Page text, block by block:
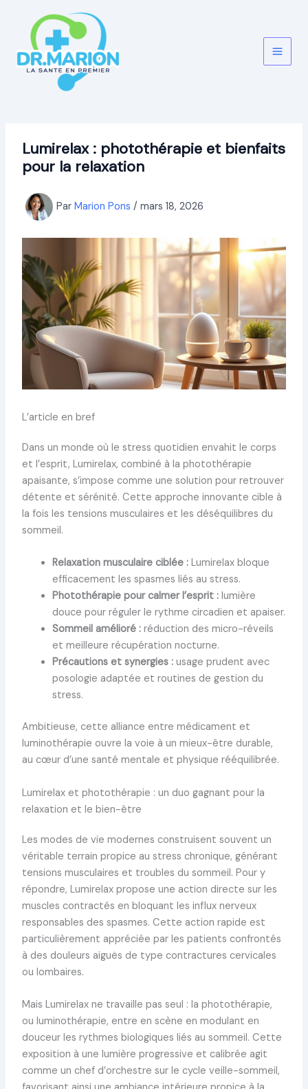
contenu
Lumirelax : photothérapie et bienfaits
pour la relaxation
Par Marion Pons / mars 18, 2026
L’article en bref
Dans un monde où le stress quotidien envahit le corps
et l’esprit, Lumirelax, combiné à la photothérapie
apaisante, s’impose comme une solution pour retrouver
détente et sérénité. Cette approche innovante cible à
la fois les tensions musculaires et les déséquilibres du
sommeil.
Relaxation musculaire ciblée :Lumirelax bloque
efficacement les spasmes liés au stress.
Photothérapie pour calmer l’esprit :lumière
douce pour réguler le rythme circadien et apaiser.
Sommeil amélioré :réduction des micro-réveils
et meilleure récupération nocturne.
Précautions et synergies :usage prudent avec
posologie adaptée et routines de gestion du
stress.
Ambitieuse, cette alliance entre médicament et
luminothérapie ouvre la voie à un mieux-être durable,
au cœur d’une santé mentale et physique rééquilibrée.
Lumirelax et photothérapie : un duo gagnant pour la
relaxation et le bien-être
Les modes de vie modernes construisent souvent un
véritable terrain propice au stress chronique, générant
tensions musculaires et troubles du sommeil. Pour y
répondre, Lumirelax propose une action directe sur les
muscles contractés en bloquant les influx nerveux
responsables des spasmes. Cette action rapide est
particulièrement appréciée par les patients confrontés
à des douleurs aiguës de type contractures cervicales
ou lombaires.
Mais Lumirelax ne travaille pas seul : la photothérapie,
ou luminothérapie, entre en scène en modulant en
douceur les rythmes biologiques liés au sommeil. Cette
exposition à une lumière progressive et calibrée agit
comme un chef d’orchestre sur le cycle veille-sommeil,